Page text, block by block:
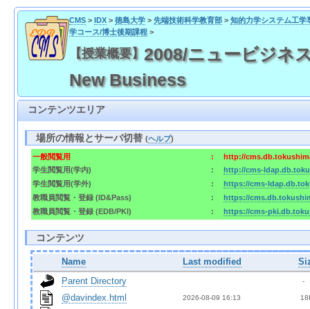
CMS> IDX> 徳島大学> 先端技術科学教育部> 知的力学システム工学
学コース/博士後期課程>
【授業概要】 2008/ニュービジネ
New Business
コンテンツエリア
場所の情報とサーバ切替(ヘルプ)
一般閲覧用 :
http://
学生閲覧用(学内)
:
http://cms-
学生閲覧用(学外)
:
https://cms-
教職員閲覧・登録 (ID&Pass)
:
https://
教職員閲覧・登録 (EDB/PKI)
: https://cms-
コンテンツ
Name Last modified
Parent Directory
  -
@davindex.html 2026-08-09 16:13